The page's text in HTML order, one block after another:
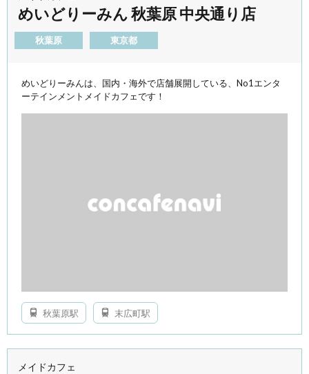
めいどりーみん 秋葉原 中央通り店
秋葉原 東京都
めいどりーみんは、国内・海外で店舗展開している、No1エンタ
ーテインメントメイドカフェです！
秋葉原駅 末広町駅
メイドカフェ